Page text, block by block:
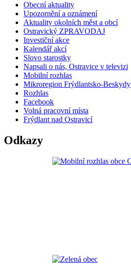
Obecní aktuality
Upozornění a oznámení
Aktuality okolních měst a obcí
Ostravický ZPRAVODAJ
Investiční akce
Kalendář akcí
Slovo starostky
Napsali o nás, Ostravice v televizi
Mobilní rozhlas
Mikroregion Frýdlantsko-Beskydy
Rozhlas
Facebook
Volná pracovní místa
Frýdlant nad Ostravicí
Odkazy